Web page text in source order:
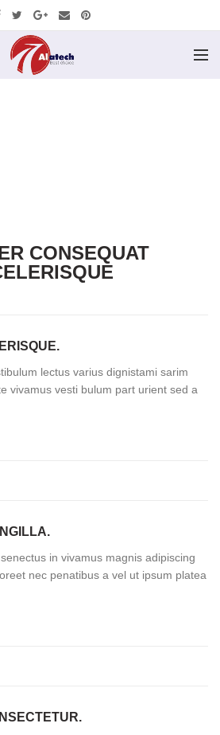
CONSEQUAT
lectus varius dignistami sarim
vivamus vesti bulum part urient sed a
in vivamus magnis adipiscing
nec penatibus a vel ut ipsum platea